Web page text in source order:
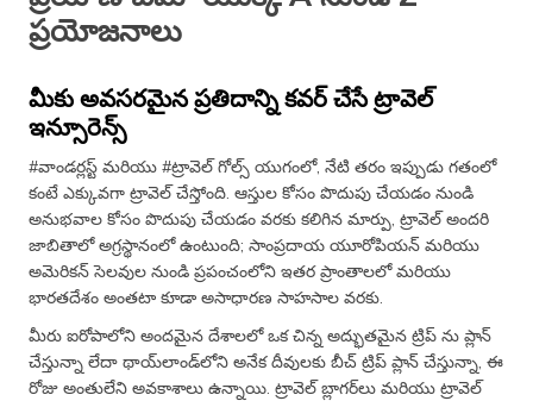
ప్రయోజనాలు
మీకు అవసరమైన ప్రతిదాన్ని కవర్ చేసే ట్రావెల్
ఇన్సూరెన్స్
#వాండర్లస్ట్ మరియు #ట్రావెల్ గోల్స్ యుగంలో, నేటి తరం ఇప్పుడు గతంలో
కంటే ఎక్కువగా ట్రావెల్ చేస్తోంది. ఆస్తుల కోసం పొదుపు చేయడం నుండి
అనుభవాల కోసం పొదుపు చేయడం వరకు కలిగిన మార్పు, ట్రావెల్ అందరి
జాబితాలో అగ్రస్థానంలో ఉంటుంది; సాంప్రదాయ యూరోపియన్ మరియు
అమెరికన్ సెలవుల నుండి ప్రపంచంలోని ఇతర ప్రాంతాలలో మరియు
భారతదేశం అంతటా కూడా అసాధారణ సాహసాల వరకు.
మీరు ఐరోపాలోని అందమైన దేశాలలో ఒక చిన్న అద్భుతమైన ట్రిప్ ను ప్లాన్
చేస్తున్నా లేదా థాయ్‌లాండ్‌లోని అనేక దీవులకు బీచ్ ట్రిప్ ప్లాన్ చేస్తున్నా, ఈ
రోజు అంతులేని అవకాశాలు ఉన్నాయి. ట్రావెల్ బ్లాగర్‌లు మరియు ట్రావెల్